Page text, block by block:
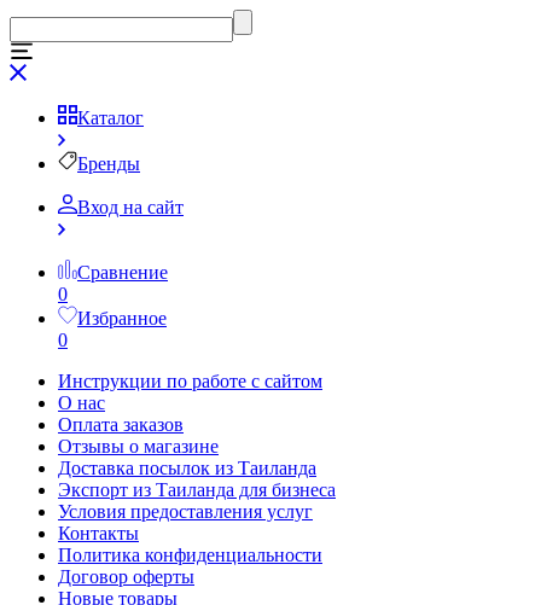
Каталог
Бренды
Вход на сайт
Сравнение
0
Избранное
0
Инструкции по работе с сайтом
О нас
Оплата заказов
Отзывы о магазине
Доставка посылок из Таиланда
Экспорт из Таиланда для бизнеса
Условия предоставления услуг
Контакты
Политика конфиденциальности
Договор оферты
Новые товары